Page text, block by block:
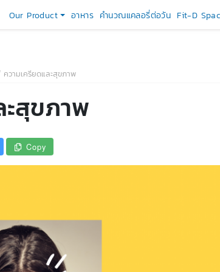
Our Product อาหาร คำนวณแคลอรี่ต่อวัน Fit-D
ความเครียดและสุขภาพ
ะสุขภาพ
Copy